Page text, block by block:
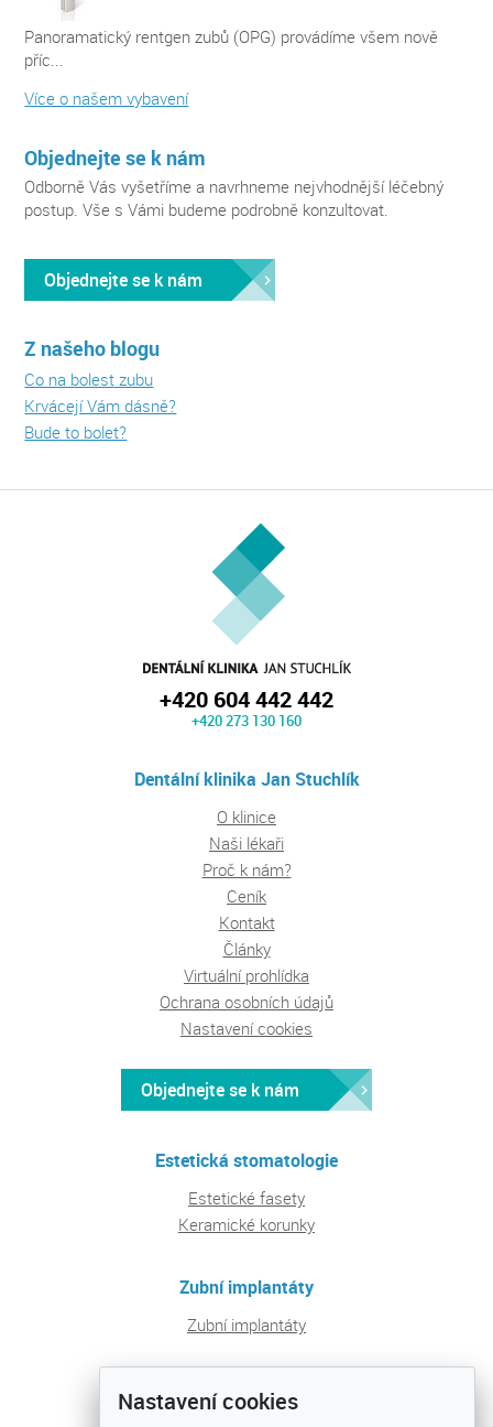
Panoramatický rentgen zubů (OPG) provádíme všem nově
příc...
Více o našem vybavení
Objednejte se k nám
Odborně Vás vyšetříme a navrhneme nejvhodnější léčebný
postup. Vše s Vámi budeme podrobně konzultovat.
Objednejte se k nám
Z našeho blogu
Co na bolest zubu
Krvácejí Vám dásně?
Bude to bolet?
+420 604 442 442
+420 273 130 160
Dentální klinika Jan Stuchlík
O klinice
Naši lékaři
Proč k nám?
Ceník
Kontakt
Články
Virtuální prohlídka
Ochrana osobních údajů
Nastavení cookies
Objednejte se k nám
Estetická stomatologie
Estetické fasety
Keramické korunky
Zubní implantáty
Zubní implantáty
Pravidelná péče a prevence
Nastavení cookies